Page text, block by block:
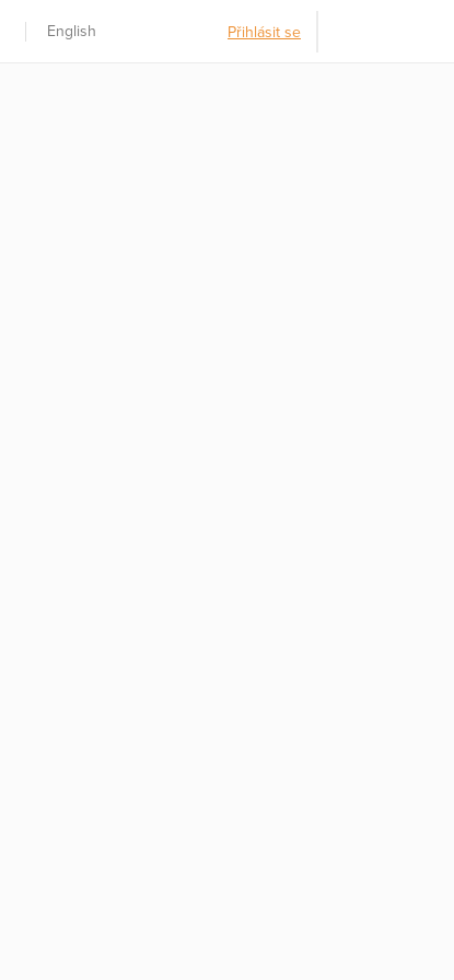
English Přihlásit se